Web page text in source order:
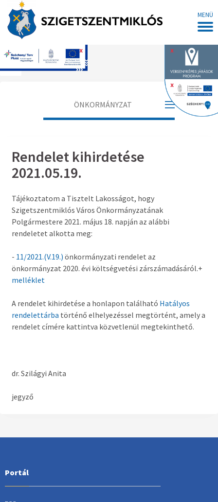
MENÜ
x
x
x
Főoldal
ÖNKORMÁNYZAT
Alpolgármester
Jegyző
Aljegyző
Országgyűlési képviselő
Képviselő-testületi és bizottsági ülések
Hatályos rendelettár >
Képviselő-testületi tagok önéletrajzai,
vagyonnyilatkozatok
Rendeletek kihirdetése
Rendelet kihirdetése
2021.05.19.
Tájékoztatom a Tisztelt Lakosságot, hogy
Szigetszentmiklós Város Önkormányzatának
Polgármestere 2021. május 18. napján az alábbi
rendeletet alkotta meg:
- 11/2021.(V.19.) önkormányzati rendelet az
önkormányzat 2020. évi költségvetési zárszámadásáról.+
melléklet
A rendelet kihirdetése a honlapon található Hatályos
rendelettárba történő elhelyezéssel megtörtént, amely a
rendelet címére kattintva közvetlenül megtekinthető.
dr. Szilágyi Anita
jegyző
Portál